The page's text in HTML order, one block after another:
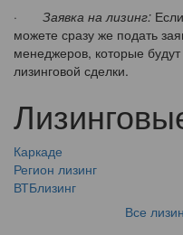
· Заявка на лизинг:
можете сразу же подать
менеджеров, которые
лизинговой сделки.
Каркаде
Регион лизинг
ВТБлизинг
Все